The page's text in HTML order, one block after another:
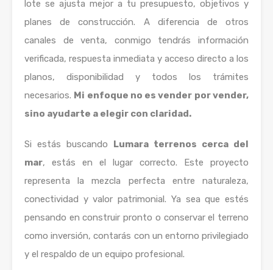
lote se ajusta mejor a tu presupuesto, objetivos y
planes de construcción. A diferencia de otros
canales de venta, conmigo tendrás información
verificada, respuesta inmediata y acceso directo a los
planos, disponibilidad y todos los trámites
necesarios. Mi enfoque no es vender por vender,
sino ayudarte a elegir con claridad.
Si estás buscando Lumara terrenos cerca del
mar, estás en el lugar correcto. Este proyecto
representa la mezcla perfecta entre naturaleza,
conectividad y valor patrimonial. Ya sea que estés
pensando en construir pronto o conservar el terreno
como inversión, contarás con un entorno privilegiado
y el respaldo de un equipo profesional.